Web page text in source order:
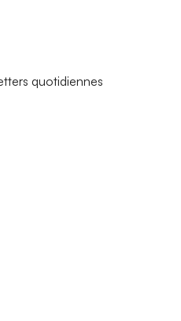
quotidiennes